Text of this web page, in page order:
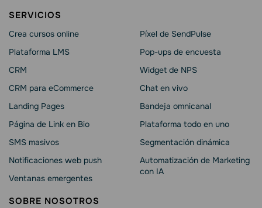
SERVICIOS
Crea cursos online
Plataforma LMS
CRM
CRM para eCommerce
Landing Pages
Página de Link en Bio
SMS masivos
Notificaciones web push
Ventanas emergentes
Píxel de SendPulse
Pop-ups de encuesta
Widget de NPS
Chat en vivo
Bandeja omnicanal
Plataforma todo en uno
Segmentación dinámica
Automatización de Marketing
con IA
SOBRE NOSOTROS